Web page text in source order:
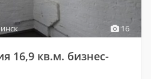
16
16,9 кв.м. бизнес-